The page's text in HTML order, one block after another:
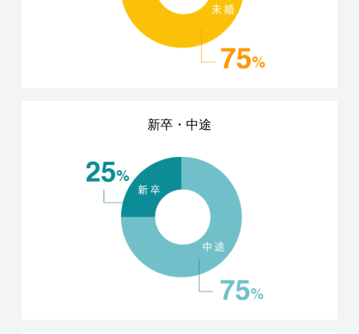
新卒・中途